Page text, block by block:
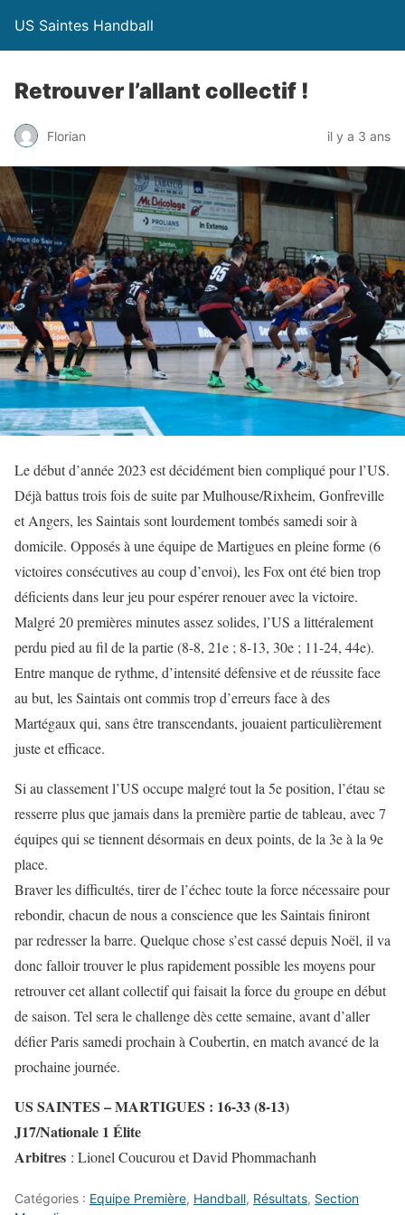
US Saintes Handball
Retrouver l’allant collectif !
Florian il y a 3 ans
Le début d’année 2023 est décidément bien compliqué pour l’US.
Déjà battus trois fois de suite par Mulhouse/Rixheim, Gonfreville
et Angers, les Saintais sont lourdement tombés samedi soir à
domicile. Opposés à une équipe de Martigues en pleine forme (6
victoires consécutives au coup d’envoi), les Fox ont été bien trop
déficients dans leur jeu pour espérer renouer avec la victoire.
Malgré 20 premières minutes assez solides, l’US a littéralement
perdu pied au fil de la partie (8-8, 21e ; 8-13, 30e ; 11-24, 44e).
Entre manque de rythme, d’intensité défensive et de réussite face
au but, les Saintais ont commis trop d’erreurs face à des
Martégaux qui, sans être transcendants, jouaient particulièrement
juste et efficace.
Si au classement l’US occupe malgré tout la 5e position, l’étau se
resserre plus que jamais dans la première partie de tableau, avec 7
équipes qui se tiennent désormais en deux points, de la 3e à la 9e
place.
Braver les difficultés, tirer de l’échec toute la force nécessaire pour
rebondir, chacun de nous a conscience que les Saintais finiront
par redresser la barre. Quelque chose s’est cassé depuis Noël, il va
donc falloir trouver le plus rapidement possible les moyens pour
retrouver cet allant collectif qui faisait la force du groupe en début
de saison. Tel sera le challenge dès cette semaine, avant d’aller
défier Paris samedi prochain à Coubertin, en match avancé de la
prochaine journée.
US SAINTES – MARTIGUES : 16-33 (8-13)
J17/Nationale 1 Élite
Arbitres : Lionel Coucurou et David Phommachanh
Catégories : Equipe Première, Handball, Résultats, Section